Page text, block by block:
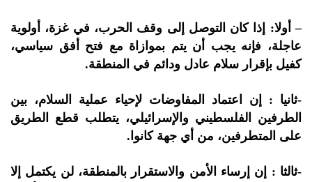
– أولا: إذا كان التوصل إلى وقف الحرب، في غزة، أولوية
عاجلة، فإنه يجب أن يتم بموازاة مع فتح أفق سياسي،
كفيل بإقرار سلام عادل ودائم في المنطقة.
-ثانيا : إن اعتماد المفاوضات لإحياء عملية السلام، بين
الطرفين الفلسطيني والإسرائيلي، يتطلب قطع الطريق
على المتطرفين، من أي جهة كانوا.
-ثالثا : إن إرساء الأمن والاستقرار بالمنطقة، لن يكتمل إلا